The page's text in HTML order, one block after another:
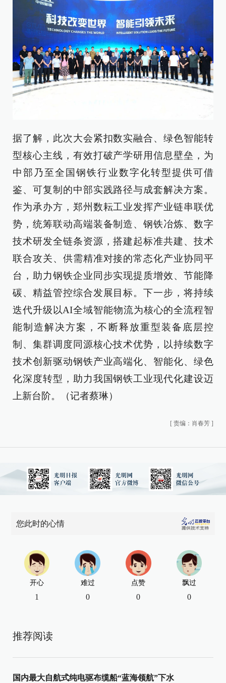
据了解，此次大会紧扣数实融合、绿色智能转
型核心主线，有效打破产学研用信息壁垒，为
中部乃至全国钢铁行业数字化转型提供可借
鉴、可复制的中部实践路径与成套解决方案。
作为承办方，郑州数耘工业发挥产业链串联优
势，统筹联动高端装备制造、钢铁冶炼、数字
技术研发全链条资源，搭建起标准共建、技术
联合攻关、供需精准对接的常态化产业协同平
台，助力钢铁企业同步实现提质增效、节能降
碳、精益管控综合发展目标。下一步，将持续
迭代升级以AI全域智能物流为核心的全流程智
能制造解决方案，不断释放重型装备底层控
制、集群调度同源核心技术优势，以持续数字
技术创新驱动钢铁产业高端化、智能化、绿色
化深度转型，助力我国钢铁工业现代化建设迈
上新台阶。（记者蔡琳）
[ 责编：肖春芳 ]
您此时的心情
开心
1
难过
0
点赞
0
飘过
0
推荐阅读
国内最大自航式纯电驱布缆船“蓝海领航”下水